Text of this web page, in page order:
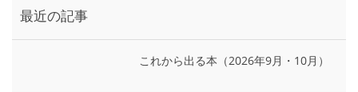
最近の記事
これから出る本（2026年9月・10月）